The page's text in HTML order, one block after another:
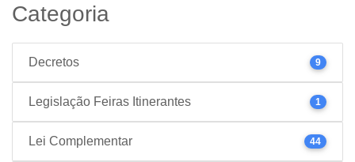
Categoria
Decretos 9
Legislação Feiras Itinerantes 1
Lei Complementar 44